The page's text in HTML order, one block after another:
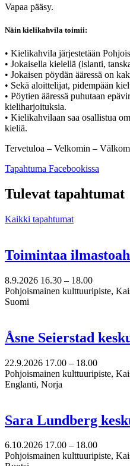
Vapaa pääsy.
Näin kielikahvila toimii:
• Kielikahvila järjestetään
• Jokaisella kielellä (islanti,
• Jokaisen pöydän ääressä on
• Sekä aloittelijat, pidempään
• Pöytien ääressä puhutaan
kieliharjoituksia.
• Kielikahvilaan saa osallistua
kieliä.
Tervetuloa – Velkomin –
Tapahtuma Facebookissa
Tulevat tapahtumat
Kaikki tapahtumat
Toimintaa
8.9.2026 16.30 – 18.00
Pohjoismainen kulttuuripiste,
Suomi
Åsne Seierstad
22.9.2026 17.00 – 18.00
Pohjoismainen kulttuuripiste,
Englanti, Norja
Sara Lundberg
6.10.2026 17.00 – 18.00
Pohjoismainen kulttuuripiste,